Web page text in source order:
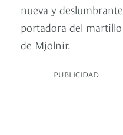
nueva y deslumbrante
portadora del martillo
de Mjolnir.
PUBLICIDAD